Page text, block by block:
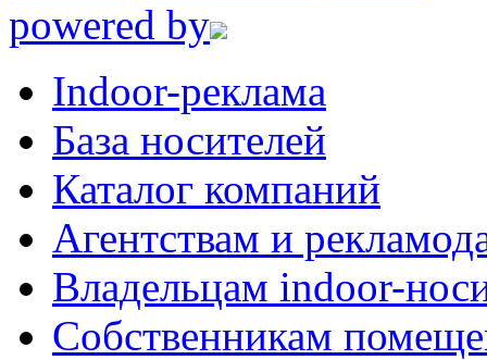
powered by
Indoor-реклама
База носителей
Каталог компаний
Агентствам и
Владельцам indoor-
Собственникам